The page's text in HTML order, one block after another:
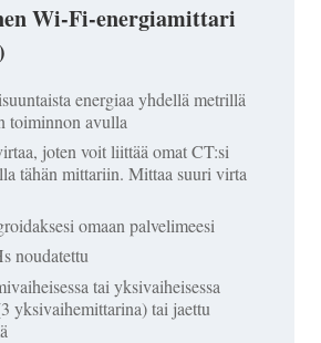
Wi-Fi-energiamittari
energiaa yhdellä metrillä
toiminnon avulla
joten voit liittää omat CT:si
tähän mittariin. Mittaa suuri virta
omaan palvelimeesi
noudatettu
tai yksivaiheisessa
yksivaihemittarina) tai jaettu